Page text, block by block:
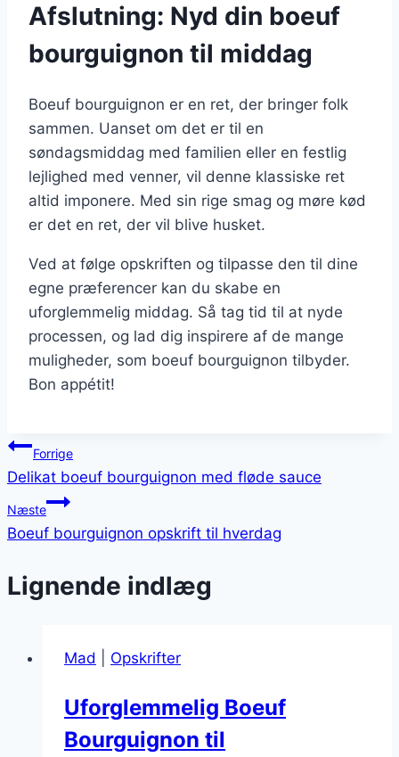
Afslutning: Nyd din boeuf
bourguignon til middag
Boeuf bourguignon er en ret, der bringer folk
sammen. Uanset om det er til en
søndagsmiddag med familien eller en festlig
lejlighed med venner, vil denne klassiske ret
altid imponere. Med sin rige smag og møre kød
er det en ret, der vil blive husket.
Ved at følge opskriften og tilpasse den til dine
egne præferencer kan du skabe en
uforglemmelig middag. Så tag tid til at nyde
processen, og lad dig inspirere af de mange
muligheder, som boeuf bourguignon tilbyder.
Bon appétit!
Indlægsnavigation
Forrige
Delikat boeuf bourguignon med fløde sauce
Næste
Boeuf bourguignon opskrift til hverdag
Lignende indlæg
Mad Opskrifter
Uforglemmelig Boeuf
Bourguignon til